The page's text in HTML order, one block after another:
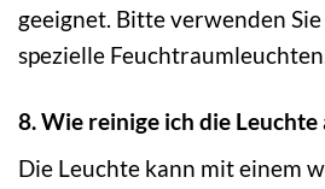
geeignet. Bitte verwenden
spezielle
8. Wie reinige ich die Leuchte
Die Leuchte kann mit einem